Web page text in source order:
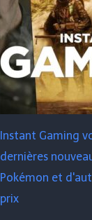
Instant Gaming
dernières
Pokémon et
prix